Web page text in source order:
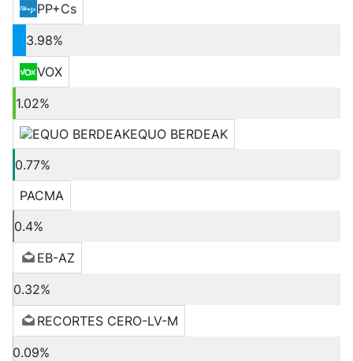
PP+Cs
3.98%
VOX
1.02%
EQUO BERDEAK
0.77%
PACMA
0.4%
EB-AZ
0.32%
RECORTES CERO-LV-M
0.09%